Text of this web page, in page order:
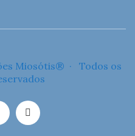
Miosótis® · Todos os